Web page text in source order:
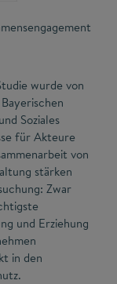
wurde von
Soziales
für Akteure
von
stärken
Zwar
und Erziehung
in den